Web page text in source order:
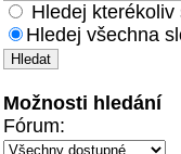
Hledej
Hledej všechna
Možnosti hledání
Fórum: